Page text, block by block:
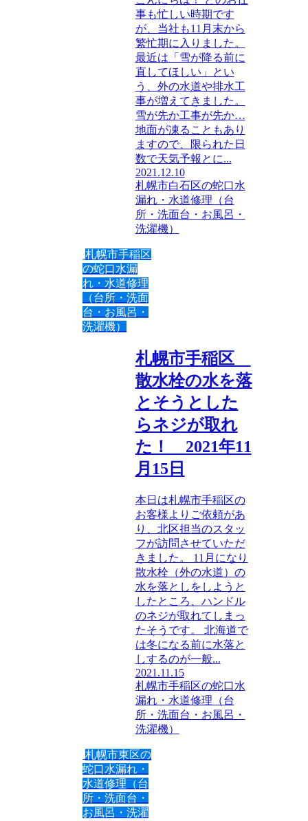
事も忙しい時期です
が、当社も11月末から
繁忙期に入りました。
最近は「雪が降る前に
直してほしい」とい
う、外の水道や排水工
事が増えてきました。
雪が先か工事が先か…
地面が凍ることもあり
ますので、限られた日
数で天気予報とに...
2021.12.10
札幌市白石区の蛇口水
漏れ・水道修理（台
所・洗面台・お風呂・
洗濯機）
札幌市手稲区
の蛇口水漏
れ・水道修理
（台所・洗面
台・お風呂・
洗濯機）
札幌市手稲区
散水栓の水を落
とそうとした
らネジが取れ
た！ 2021年11
月15日
本日は札幌市手稲区の
お客様よりご依頼があ
り、北区担当のスタッ
フが訪問させていただ
きました。 11月になり
散水栓（外の水道）の
水を落としをしようと
したところ、ハンドル
のネジが取れてしまっ
たそうです。 北海道で
は冬になる前に水落と
しするのが一般...
2021.11.15
札幌市手稲区の蛇口水
漏れ・水道修理（台
所・洗面台・お風呂・
洗濯機）
札幌市東区の
蛇口水漏れ・
水道修理（台
所・洗面台・
お風呂・洗濯